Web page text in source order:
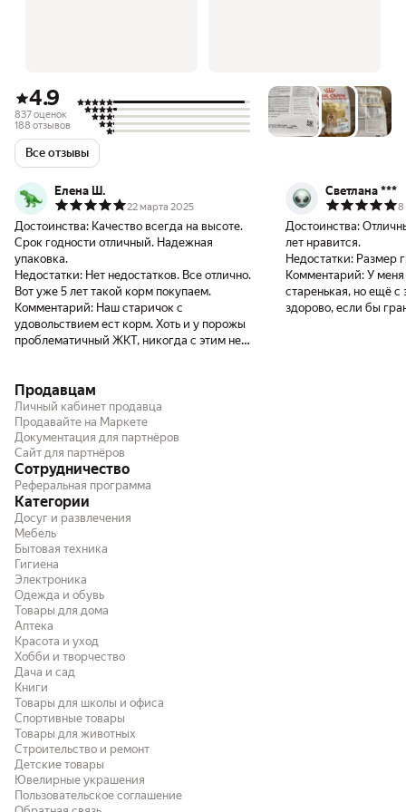
4.9
837 оценок
188 отзывов
Все отзывы
Елена Ш.
22 марта 2025
Достоинства: Качество всегда на высоте.
Срок годности отличный. Надежная
упаковка.
Недостатки: Нет недостатков. Все отлично.
Вот уже 5 лет такой корм покупаем.
Комментарий: Наш старичок с
удовольствием ест корм. Хоть и у порожы
проблематичный ЖКТ, никогда с этим не
удовольствием.
Светлана ***
8
Достоинства:
лет нравится.
Недостатки: Размер
Комментарий: У
старенькая, но ещё
здорово, если бы
Продавцам
Личный кабинет продавца
Продавайте на Маркете
Документация для партнёров
Сайт для партнёров
Сотрудничество
Реферальная программа
Категории
Досуг и развлечения
Мебель
Бытовая техника
Гигиена
Электроника
Одежда и обувь
Товары для дома
Аптека
Красота и уход
Хобби и творчество
Дача и сад
Книги
Товары для школы и офиса
Спортивные товары
Товары для животных
Строительство и ремонт
Детские товары
Ювелирные украшения
Пользовательское соглашение